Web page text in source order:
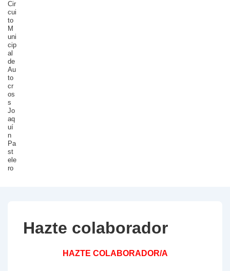
Cir
cui
to
M
uni
cip
al
de
Au
to
cr
os
s
Jo
aq
uí
n
Pa
st
ele
ro
Hazte colaborador
HAZTE COLABORADOR/A